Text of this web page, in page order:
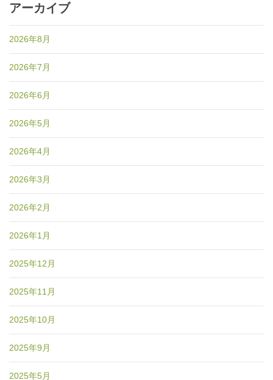
アーカイブ
2026年8月
2026年7月
2026年6月
2026年5月
2026年4月
2026年3月
2026年2月
2026年1月
2025年12月
2025年11月
2025年10月
2025年9月
2025年5月